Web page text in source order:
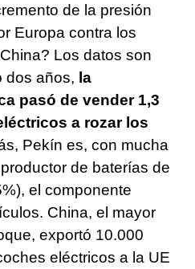
de la presión
Europa contra los
Los datos son
dos años, la
pasó de vender 1,3
a rozar los
Pekín es, con mucha
de baterías de
el componente
China, el mayor
exportó 10.000
eléctricos a la UE